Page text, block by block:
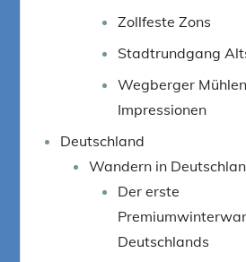
Zollfeste Zons
Stadtrundgang
Wegberger
Impressionen
Deutschland
Wandern in
Der erste
Deutschlands